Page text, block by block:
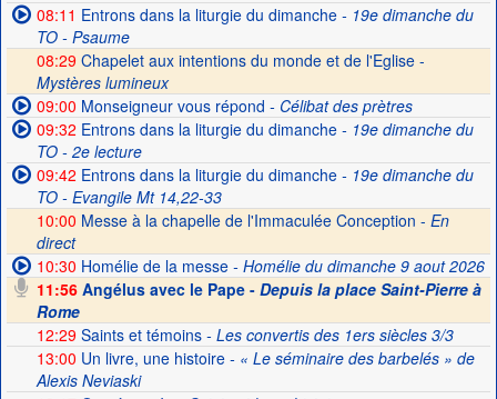
08:11 Entrons dans la liturgie du dimanche- 19e dimanche du
TO - Psaume
08:29 Chapelet aux intentions du monde et de l'Eglise -
Mystères lumineux
09:00 Monseigneur vous répond - Célibat des prètres
09:32 Entrons dans la liturgie du dimanche- 19e dimanche du
TO - 2e lecture
09:42 Entrons dans la liturgie du dimanche- 19e dimanche du
TO - Evangile Mt 14,22-33
10:00 Messe à la chapelle de l'Immaculée Conception - En
direct
10:30 Homélie de la messe- Homélie du dimanche 9 aout 2026
11:56Angélus avec le Pape - Depuis la place Saint-Pierre à
Rome
12:29Saints et témoins- Les convertis des 1ers siècles 3/3
13:00 Un livre, une histoire- « Le séminaire des barbelés » de
Alexis Neviaski